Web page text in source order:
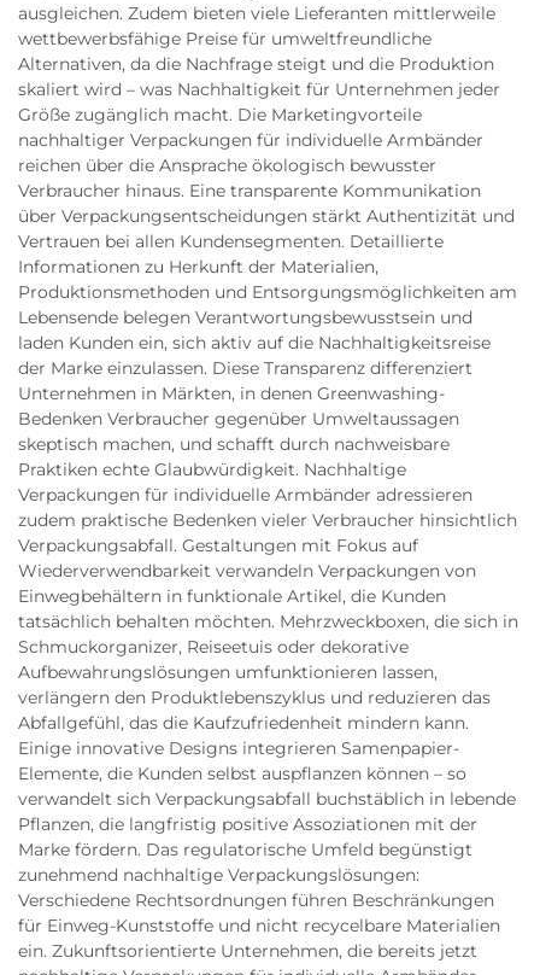
ausgleichen. Zudem bieten viele Lieferanten mittlerweile
wettbewerbsfähige Preise für umweltfreundliche
Alternativen, da die Nachfrage steigt und die Produktion
skaliert wird – was Nachhaltigkeit für Unternehmen jeder
Größe zugänglich macht. Die Marketingvorteile
nachhaltiger Verpackungen für individuelle Armbänder
reichen über die Ansprache ökologisch bewusster
Verbraucher hinaus. Eine transparente Kommunikation
über Verpackungsentscheidungen stärkt Authentizität und
Vertrauen bei allen Kundensegmenten. Detaillierte
Informationen zu Herkunft der Materialien,
Produktionsmethoden und Entsorgungsmöglichkeiten am
Lebensende belegen Verantwortungsbewusstsein und
laden Kunden ein, sich aktiv auf die Nachhaltigkeitsreise
der Marke einzulassen. Diese Transparenz differenziert
Unternehmen in Märkten, in denen Greenwashing-
Bedenken Verbraucher gegenüber Umweltaussagen
skeptisch machen, und schafft durch nachweisbare
Praktiken echte Glaubwürdigkeit. Nachhaltige
Verpackungen für individuelle Armbänder adressieren
zudem praktische Bedenken vieler Verbraucher hinsichtlich
Verpackungsabfall. Gestaltungen mit Fokus auf
Wiederverwendbarkeit verwandeln Verpackungen von
Einwegbehältern in funktionale Artikel, die Kunden
tatsächlich behalten möchten. Mehrzweckboxen, die sich in
Schmuckorganizer, Reiseetuis oder dekorative
Aufbewahrungslösungen umfunktionieren lassen,
verlängern den Produktlebenszyklus und reduzieren das
Abfallgefühl, das die Kaufzufriedenheit mindern kann.
Einige innovative Designs integrieren Samenpapier-
Elemente, die Kunden selbst auspflanzen können – so
verwandelt sich Verpackungsabfall buchstäblich in lebende
Pflanzen, die langfristig positive Assoziationen mit der
Marke fördern. Das regulatorische Umfeld begünstigt
zunehmend nachhaltige Verpackungslösungen:
Verschiedene Rechtsordnungen führen Beschränkungen
für Einweg-Kunststoffe und nicht recycelbare Materialien
ein. Zukunftsorientierte Unternehmen, die bereits jetzt